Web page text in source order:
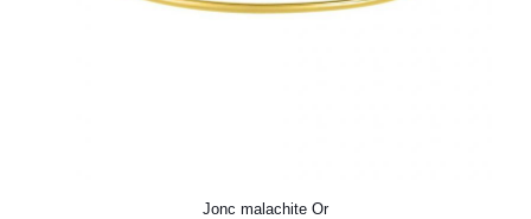
Jonc malachite Or